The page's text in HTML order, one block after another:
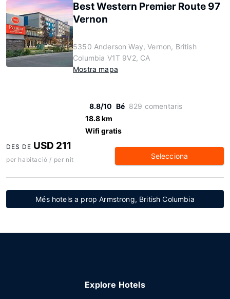
Best Western Premier Route 97
Vernon
5350 Anderson Way, Vernon, British
Columbia V1T 9V2, CA
Mostra mapa
8.8/10 Bé 829 comentaris
18.8 km
Wifi gratis
DES DE USD 211
per habitació / per nit Selecciona
Més hotels a prop Armstrong, British Columbia
Explore Hotels